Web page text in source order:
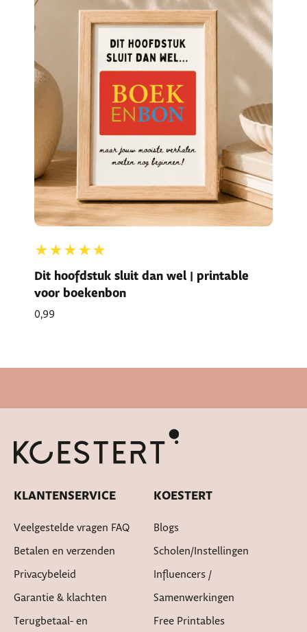
★★★★★
Dit hoofdstuk sluit dan wel | printable
voor boekenbon
0,99
KLANTENSERVICE
Veelgestelde vragen FAQ
Betalen en verzenden
Privacybeleid
Garantie & klachten
Terugbetaal- en
KOESTERT
Blogs
Scholen/instellingen
Influencers /
Samenwerkingen
Free Printables